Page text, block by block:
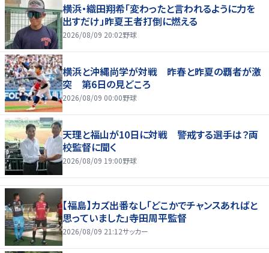
横浜・織田翔希「変わったと言われるように力を
出すだけ」昨夏王者打倒に燃える
2026/08/09 20:02野球
横浜と沖縄尚学が対戦 昨春と昨夏の覇者が激
突 第6日の見どころ
2026/08/09 00:00野球
天理と福山が10日に対戦 警戒する選手は？両
校監督に聞く
2026/08/09 19:00野球
【福島】カズ出番なし「どこかでチャンスあればと
思っていました」寺田周平監督
2026/08/09 21:12サッカー